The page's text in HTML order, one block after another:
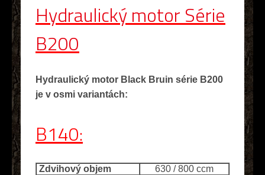
Hydraulický motor Série
B200
Hydraulický motor Black Bruin série B200
je v osmi variantách:
B140:
Zdvihový objem
630 / 800 ccm